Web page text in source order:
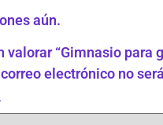
aún.
valorar “Gimnasio para
electrónico no